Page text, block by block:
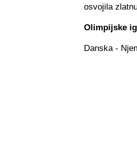
osvojila
Olimpijske
Danska -